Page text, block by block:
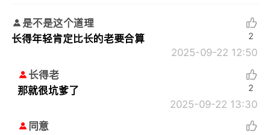
是不是这个道理
长得年轻肯定比长的老要合算
2025-09-22 12:50
2
长得老
那就很坑爹了
2025-09-22 13:30
2
同意